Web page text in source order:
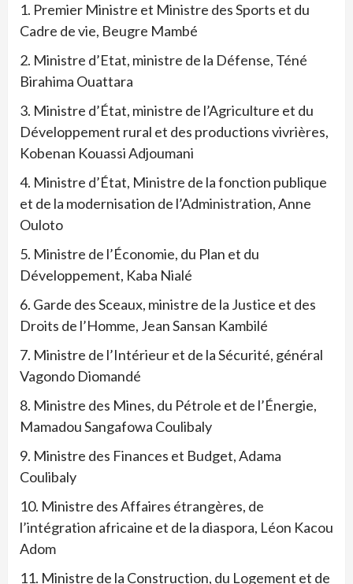
1. Premier Ministre et Ministre des Sports et du
Cadre de vie, Beugre Mambé
2. Ministre d’Etat, ministre de la Défense, Téné
Birahima Ouattara
3. Ministre d’État, ministre de l’Agriculture et du
Développement rural et des productions vivrières,
Kobenan Kouassi Adjoumani
4. Ministre d’État, Ministre de la fonction publique
et de la modernisation de l’Administration, Anne
Ouloto
5. Ministre de l’Économie, du Plan et du
Développement, Kaba Nialé
6. Garde des Sceaux, ministre de la Justice et des
Droits de l’Homme, Jean Sansan Kambilé
7. Ministre de l’Intérieur et de la Sécurité, général
Vagondo Diomandé
8. Ministre des Mines, du Pétrole et de l’Énergie,
Mamadou Sangafowa Coulibaly
9. Ministre des Finances et Budget, Adama
Coulibaly
10. Ministre des Affaires étrangères, de
l’intégration africaine et de la diaspora, Léon Kacou
Adom
11. Ministre de la Construction, du Logement et de